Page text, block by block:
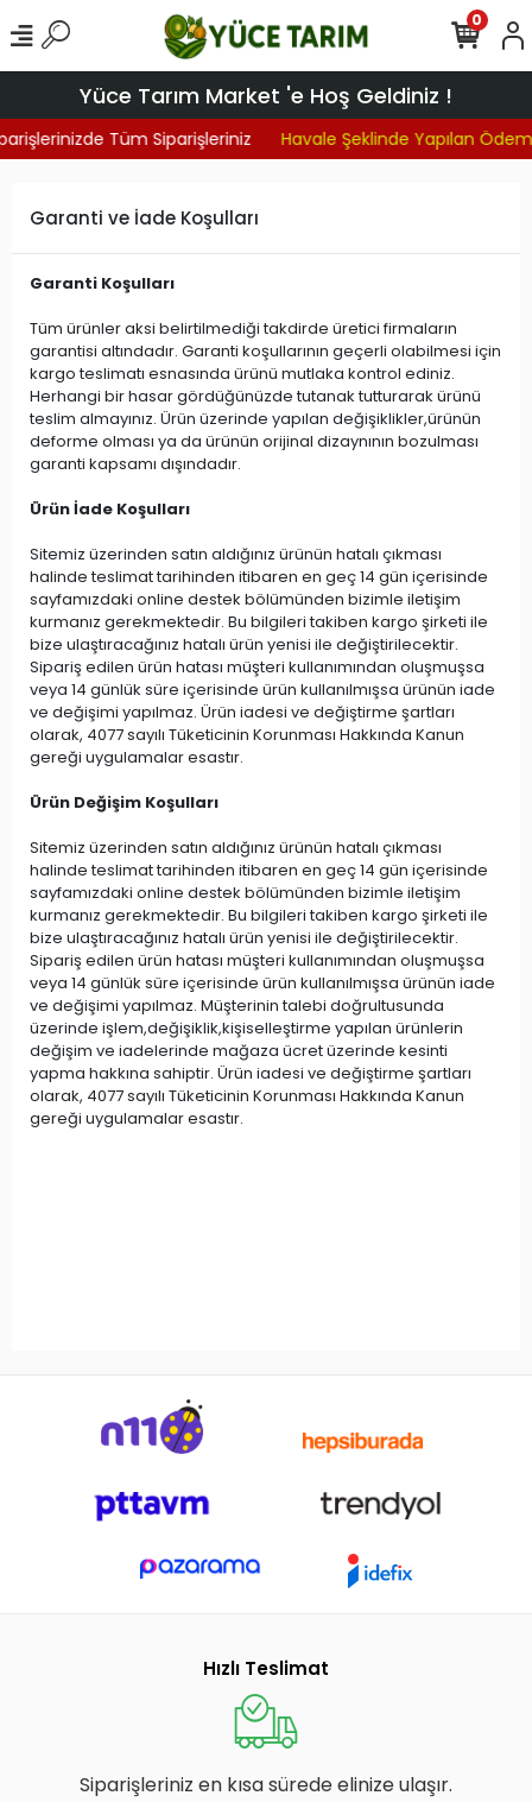
Yüce Tarım Market 'e Hoş Geldiniz !
Tüm Siparişleriniz Havale Şeklinde Yapılan
0
Garanti ve İade Koşulları
Garanti Koşulları
Tüm ürünler aksi belirtilmediği takdirde üretici firmaların
garantisi altındadır. Garanti koşullarının geçerli olabilmesi için
kargo teslimatı esnasında ürünü mutlaka kontrol ediniz.
Herhangi bir hasar gördüğünüzde tutanak tutturarak ürünü
teslim almayınız. Ürün üzerinde yapılan değişiklikler,ürünün
deforme olması ya da ürünün orijinal dizaynının bozulması
garanti kapsamı dışındadır.
Ürün İade Koşulları
Sitemiz üzerinden satın aldığınız ürünün hatalı çıkması
halinde teslimat tarihinden itibaren en geç 14 gün içerisinde
sayfamızdaki online destek bölümünden bizimle iletişim
kurmanız gerekmektedir. Bu bilgileri takiben kargo şirketi ile
bize ulaştıracağınız hatalı ürün yenisi ile değiştirilecektir.
Sipariş edilen ürün hatası müşteri kullanımından oluşmuşsa
veya 14 günlük süre içerisinde ürün kullanılmışsa ürünün iade
ve değişimi yapılmaz. Ürün iadesi ve değiştirme şartları
olarak, 4077 sayılı Tüketicinin Korunması Hakkında Kanun
gereği uygulamalar esastır.
Ürün Değişim Koşulları
Sitemiz üzerinden satın aldığınız ürünün hatalı çıkması
halinde teslimat tarihinden itibaren en geç 14 gün içerisinde
sayfamızdaki online destek bölümünden bizimle iletişim
kurmanız gerekmektedir. Bu bilgileri takiben kargo şirketi ile
bize ulaştıracağınız hatalı ürün yenisi ile değiştirilecektir.
Sipariş edilen ürün hatası müşteri kullanımından oluşmuşsa
veya 14 günlük süre içerisinde ürün kullanılmışsa ürünün iade
ve değişimi yapılmaz. Müşterinin talebi doğrultusunda
üzerinde işlem,değişiklik,kişiselleştirme yapılan ürünlerin
değişim ve iadelerinde mağaza ücret üzerinde kesinti
yapma hakkına sahiptir. Ürün iadesi ve değiştirme şartları
olarak, 4077 sayılı Tüketicinin Korunması Hakkında Kanun
gereği uygulamalar esastır.
Hızlı Teslimat
Siparişleriniz en kısa sürede elinize ulaşır.